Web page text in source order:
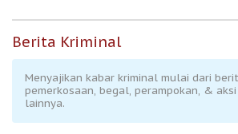
Berita Kriminal
Menyajikan kabar kriminal mulai dari
pemerkosaan, begal, perampokan, &
lainnya.